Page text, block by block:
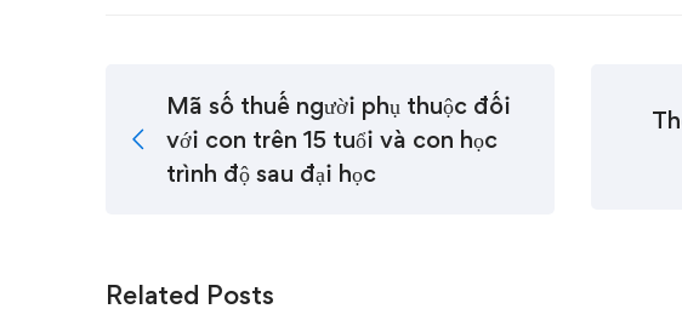
Mã số thuế người phụ thuộc đối
với con trên 15 tuổi và con học
trình độ sau đại học
Related Posts